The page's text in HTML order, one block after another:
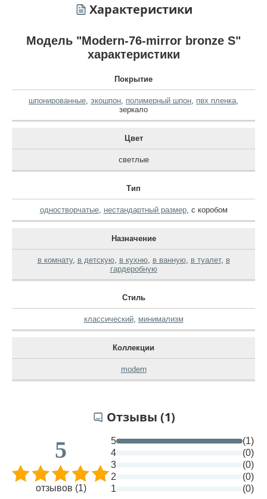
Характеристики
Модель "Modern-76-mirror bronze S"
характеристики
Покрытие
шпонированные экошпон полимерный шпон пвх пленка
зеркало
Цвет
светлые
Тип
одностворчатые, нестандартный размер, с коробом
Назначение
в комнату, в детскую, в кухню, в ванную, в туалет, в
гардеробную
Стиль
классический, минимализм
Коллекции
modern
Отзывы (1)
5
отзывов (1)
5
(1)
4
(0)
3
(0)
2
(0)
1
(0)